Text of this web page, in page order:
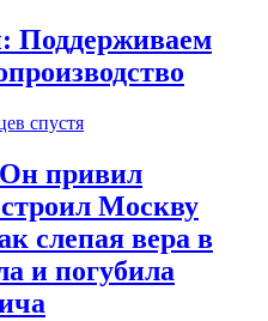
Поддерживаем
спустя
привил
Москву
слепая вера в
и погубила